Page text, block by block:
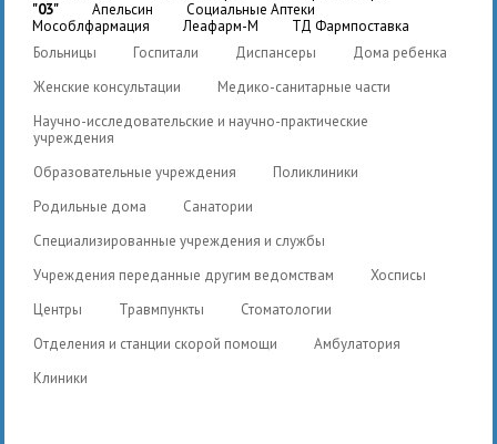
"03"
Апельсин
Социальные Аптеки
Мособлфармация
Леафарм-М
ТД Фармпоставка
Больницы
Госпитали Диспансеры
Дома ребенка
Женские консультации
Медико-санитарные части
Научно-исследовательские и научно-практические
учреждения
Образовательные учреждения
Поликлиники
Родильные дома
Санатории
Специализированные учреждения и службы
Учреждения переданные другим ведомствам
Хосписы
Центры
Травмпункты
Стоматологии
Отделения и станции скорой помощи
Амбулатория
Клиники